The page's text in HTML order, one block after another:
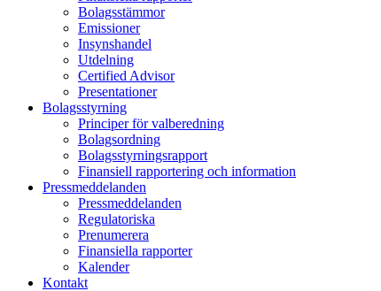
Bolagsstämmor
Emissioner
Insynshandel
Utdelning
Certified Advisor
Presentationer
Bolagsstyrning
Principer för valberedning
Bolagsordning
Bolagsstyrningsrapport
Finansiell rapportering och information
Pressmeddelanden
Pressmeddelanden
Regulatoriska
Prenumerera
Finansiella rapporter
Kalender
Kontakt